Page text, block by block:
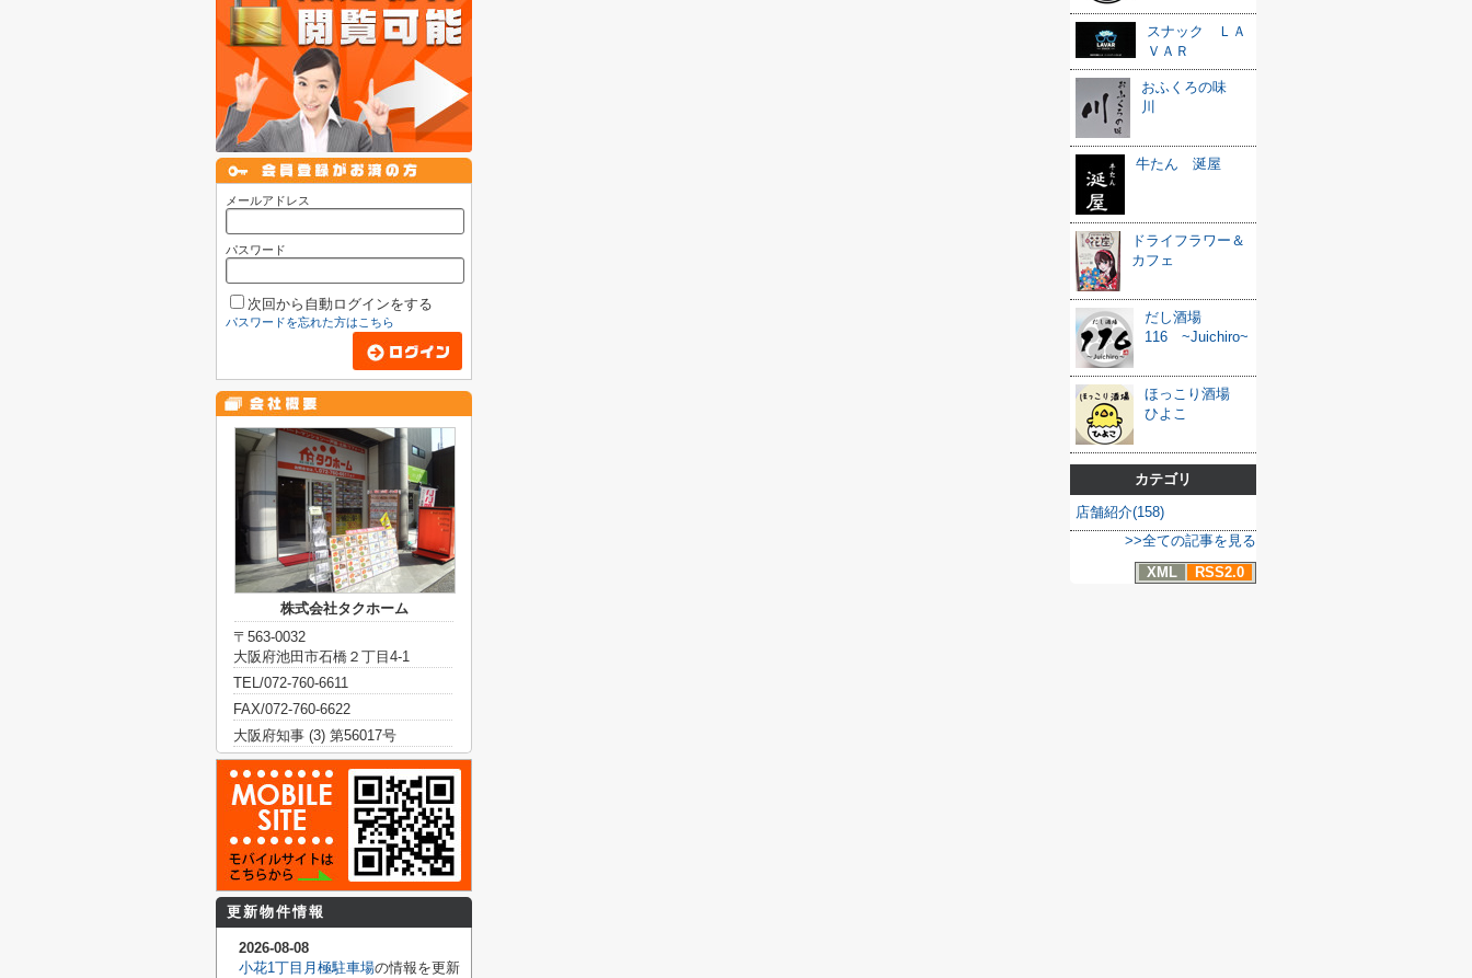
スナック ＬＡ
ＶＡＲ
おふくろの味
川
牛たん 涎屋
ドライフラワー＆
カフェ
だし酒場
116 ~Juichiro~
ほっこり酒場
ひよこ
カテゴリ
店舗紹介(158)
>>全ての記事を見る
XML
RSS2.0
メールアドレス
パスワード
次回から自動ログインをする
パスワードを忘れた方はこちら
株式会社タクホーム
〒563-0032
大阪府池田市石橋２丁目4-1
TEL/072-760-6611
FAX/072-760-6622
大阪府知事 (3) 第56017号
更新物件情報
2026-08-08
小花1丁目月極駐車場の情報を更新